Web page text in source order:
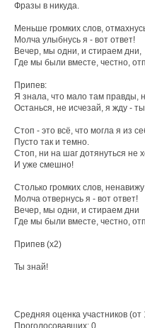
Фразы в никуда.
Меньше громких слов,
Молча улыбнусь я - вот ответ!
Вечер, мы одни, и стираем дни,
Где мы были вместе, честно,
Припев:
Я знала, что мало там правды,
Останься, не исчезай, я жду -
Стоп - это всё, что могла я из
Пусто так и темно.
Стоп, ни на шаг дотянуться не
И уже смешно!
Столько громких слов,
Молча отвернусь я - вот ответ!
Вечер, мы одни, и стираем дни
Где мы были вместе, честно,
Припев (х2)
Ты знай!
Средняя оценка участников
Проголосовавших: 0